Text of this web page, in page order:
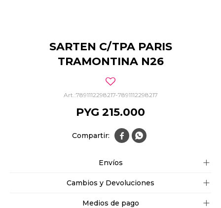
SARTEN C/TPA PARIS
TRAMONTINA N26
7891112298217-7891112298217
PYG 215.000
 
Envíos
Cambios y Devoluciones
Medios de pago